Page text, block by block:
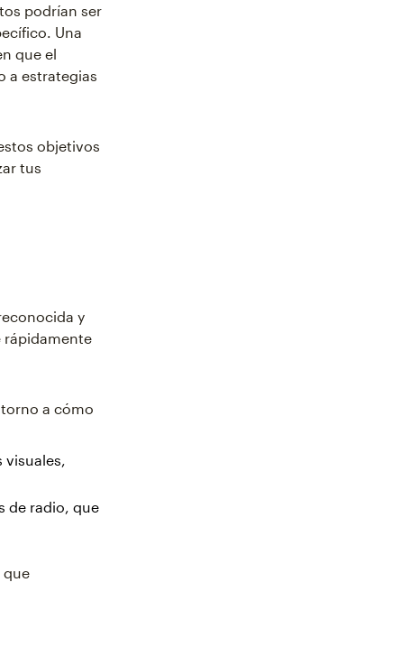
podrían ser
Una
que el
a estrategias
objetivos
tus
y
rápidamente
a cómo
visuales,
de radio, que
que